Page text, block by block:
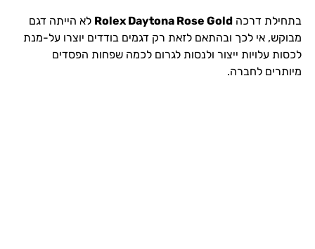
בתחילת דרכה Rolex Daytona Rose Gold לא הייתה דגם
מבוקש, אי לכך ובהתאם לזאת רק דגמים בודדים יוצרו על-מנת
לכסות עלויות ייצור ולנסות לגרום לכמה שפחות הפסדים
מיותרים לחברה.